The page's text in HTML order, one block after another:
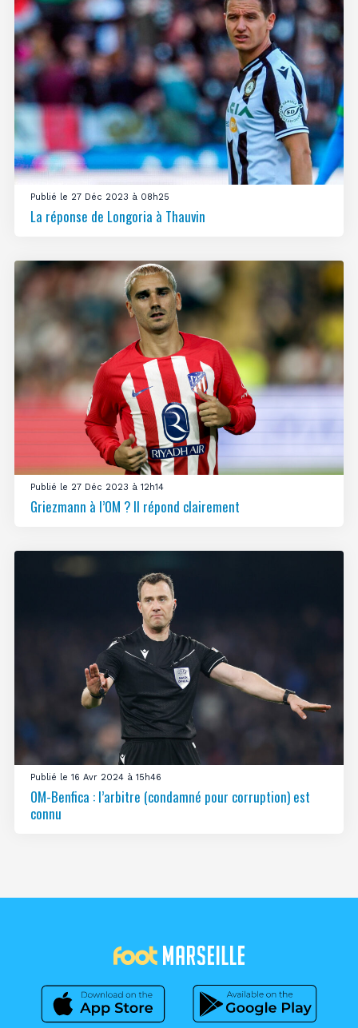
Publié le 27 Déc 2023 à 08h25
La réponse de Longoria à Thauvin
Publié le 27 Déc 2023 à 12h14
Griezmann à l’OM ? Il répond clairement
Publié le 16 Avr 2024 à 15h46
OM-Benfica : l’arbitre (condamné pour corruption) est
connu